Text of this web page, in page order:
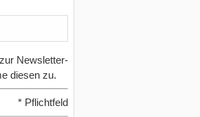
Newsletter-
diesen zu.
* Pflichtfeld